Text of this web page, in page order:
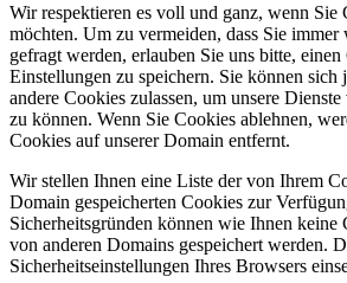
Wir respektieren es voll und ganz, wenn Sie
möchten. Um zu vermeiden, dass Sie
gefragt werden, erlauben Sie uns bitte,
Einstellungen zu speichern. Sie können sich
andere Cookies zulassen, um unsere
zu können. Wenn Sie Cookies ablehnen,
Cookies auf unserer Domain entfernt.
Wir stellen Ihnen eine Liste der von Ihrem
Domain gespeicherten Cookies zur
Sicherheitsgründen können wie Ihnen keine
von anderen Domains gespeichert werden.
Sicherheitseinstellungen Ihres Browsers